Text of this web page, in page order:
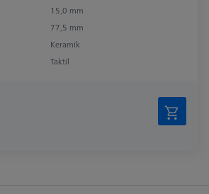
15,0 mm
77,5 mm
Keramik
Taktil